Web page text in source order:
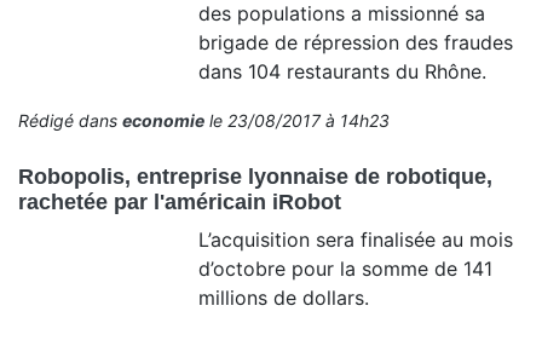
des populations a missionné sa
brigade de répression des fraudes
dans 104 restaurants du Rhône.
Rédigé dans economie le 23/08/2017 à 14h23
Robopolis, entreprise lyonnaise de robotique,
rachetée par l'américain iRobot
L’acquisition sera finalisée au mois
d’octobre pour la somme de 141
millions de dollars.